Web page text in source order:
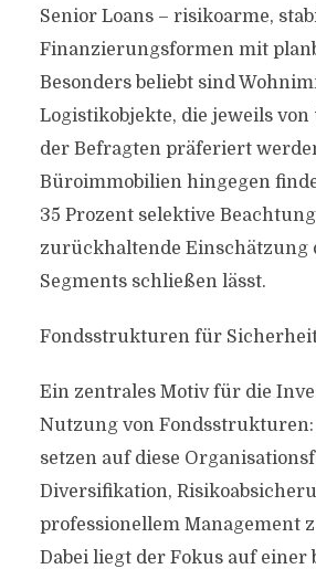
Senior Loans – risikoarme,
Finanzierungsformen mit
Besonders beliebt sind
Logistikobjekte, die jeweils von
der Befragten präferiert
Büroimmobilien hingegen
35 Prozent selektive
zurückhaltende Einschätzung
Segments schließen lässt.
Fondsstrukturen für
Ein zentrales Motiv für die
Nutzung von
setzen auf diese
Diversifikation,
professionellem Management
Dabei liegt der Fokus auf einer